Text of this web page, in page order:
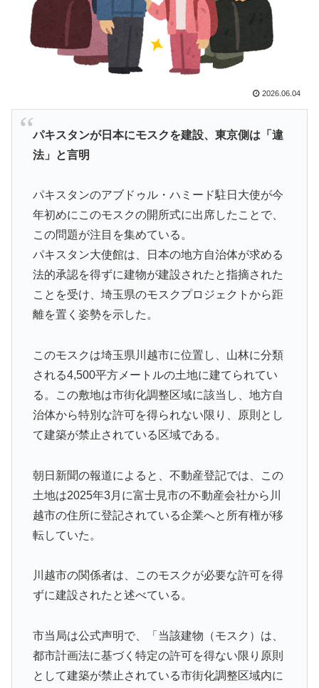
▶
トルコ人「日本人まで獲るのか」上田綺世、トルコ名門
が巨額の正式オファー！現地サポが騒然！【海外の反
応】
外国人「ドイツと日本、あらゆる面を比較したらどっち
▶
たことが判明！ 何と日本も巻き込まれることに
▶ 韓国人「東南アジア各国が韓国サッカー協会による日本
なスキャンダル‥」
▶ 海外「不思議だね！」日本の雇用制度の正しさに気づき
始めた欧米に海外が大騒ぎ
▶ 海外「日本なんて行くんじゃなかった…」 日本を知っ
てしまったディズニー信者、帰国後『本家』に失望する
事態に
▶ 外国人「ドイツと日本、あらゆる面を比較したらどっち
▶
【海外の反応】村上宗隆が100マイル粉砕の26号弾で逆
転の口火に「三振率＆四球率が高い奇妙な二面性」
▶ 外国人「初めてトラウマになった日本のアニメといえば
何？」
海外「日本人は何に使ってるんだ？」 世界的ブームの
人が続出
▶ 日本からの「海外送金が最も多い国ランキング」2位は
インドネシア、1位は？【タイ人の反応】
▶ 【MLB】菅野智之は指標的には運がいいだけの選手だけ
が神がかっている」「日本にいた時からこんなスタイル
だぞ」
ってるの？」（海外の反応）
▶ フランス人「なぜ移籍させない?」中村敬斗に複数オフ
ァー！ランスが46億円要求でまさかの残留の可能性浮
2026.06.04
パキスタンが日本にモスクを建設、東京側は「違
法」と言明
パキスタンのアブドゥル・ハミード駐日大使が今
年初めにこのモスクの開所式に出席したことで、
この問題が注目を集めている。
パキスタン大使館は、日本の地方自治体が求める
法的承認を得ずに建物が建設されたと指摘された
ことを受け、埼玉県のモスクプロジェクトから距
離を置く姿勢を示した。
このモスクは埼玉県川越市に位置し、山林に分類
される4,500平方メートルの土地に建てられてい
る。この敷地は市街化調整区域に該当し、地方自
治体から特別な許可を得られない限り、原則とし
て建築が禁止されている区域である。
朝日新聞の報道によると、不動産登記では、この
土地は2025年3月に富士見市の不動産会社から川
越市の住所に登記されている企業へと所有権が移
転していた。
川越市の関係者は、このモスクが必要な許可を得
ずに建設されたと述べている。
市当局は公式声明で、「当該建物（モスク）は、
都市計画法に基づく特定の許可を得ない限り原則
として建築が禁止されている市街化調整区域内に